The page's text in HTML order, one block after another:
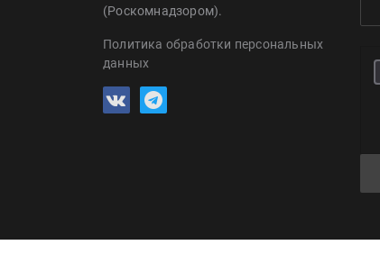
(Роскомнадзором).
Политика обработки персональных
данных